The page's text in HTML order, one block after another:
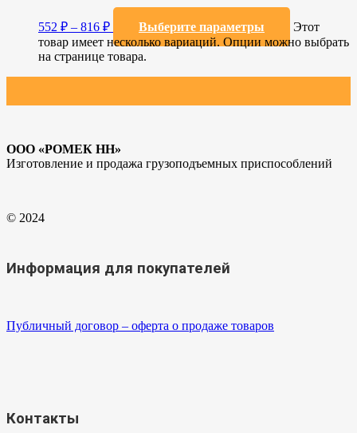
552 ₽ – 816 ₽ Выберите параметры
Этот
товар имеет несколько вариаций. Опции можно выбрать
на странице товара.
ООО «РОМЕК НН»
Изготовление и продажа грузоподъемных приспособлений
© 2024
Информация для покупателей
Публичный договор – оферта о продаже товаров
Контакты